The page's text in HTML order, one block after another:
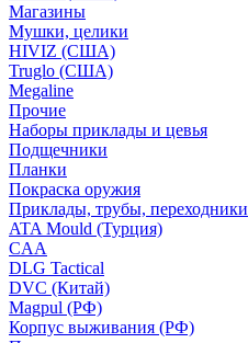
Магазины
Мушки, целики
HIVIZ (США)
Truglo (США)
Megaline
Прочие
Наборы приклады и цевья
Подщечники
Планки
Покраска оружия
Приклады, трубы, переходники
ATA Mould (Турция)
CAA
DLG Tactical
DVC (Китай)
Magpul (РФ)
Корпус выживания (РФ)